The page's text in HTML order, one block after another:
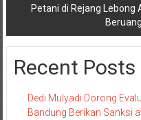
Petani di Rejang Lebong
Recent Posts
Dedi Mulyadi Dorong
Bandung Berikan Sanksi